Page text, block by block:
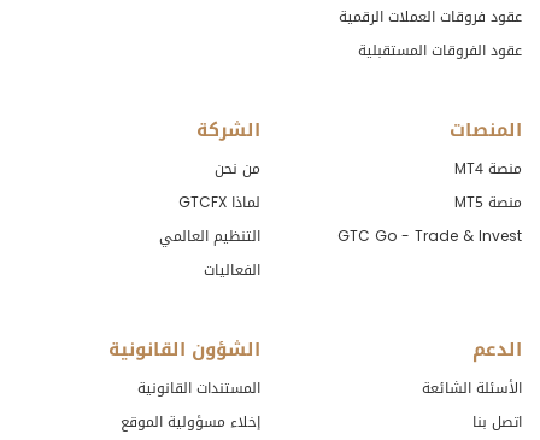
عقود فروقات العملات الرقمية
عقود الفروقات المستقبلية
المنصات
منصة MT4
منصة MT5
GTC Go - Trade & Invest
الشركة
من نحن
لماذا GTCFX
التنظيم العالمي
الفعاليات
الدعم
الأسئلة الشائعة
اتصل بنا
الشؤون القانونية
المستندات القانونية
إخلاء مسؤولية الموقع